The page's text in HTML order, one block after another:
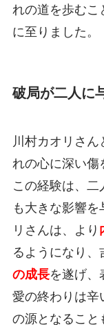
れの道を歩むこ
に至りました。
破局が二人に
川村カオリさ
れの心に深い傷
この経験は、二
も大きな影響
リさんは、より
るようになり、
の成長を遂げ、
愛の終わりは辛
の源となること